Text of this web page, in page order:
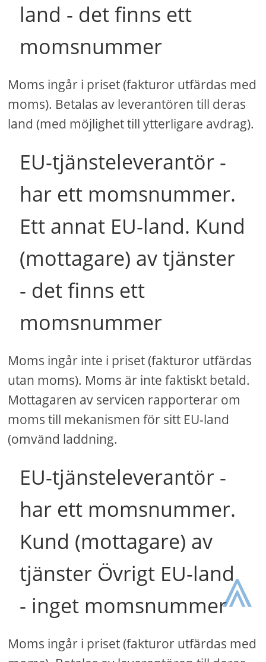
land - det finns ett
momsnummer
Moms ingår i priset (fakturor utfärdas med
moms). Betalas av leverantören till deras
land (med möjlighet till ytterligare avdrag).
EU-tjänsteleverantör -
har ett momsnummer.
Ett annat EU-land. Kund
(mottagare) av tjänster
- det finns ett
momsnummer
Moms ingår inte i priset (fakturor utfärdas
utan moms). Moms är inte faktiskt betald.
Mottagaren av servicen rapporterar om
moms till mekanismen för sitt EU-land
(omvänd laddning.
EU-tjänsteleverantör -
har ett momsnummer.
Kund (mottagare) av
tjänster Övrigt EU-land
- inget momsnummer
Moms ingår i priset (fakturor utfärdas med
⩓